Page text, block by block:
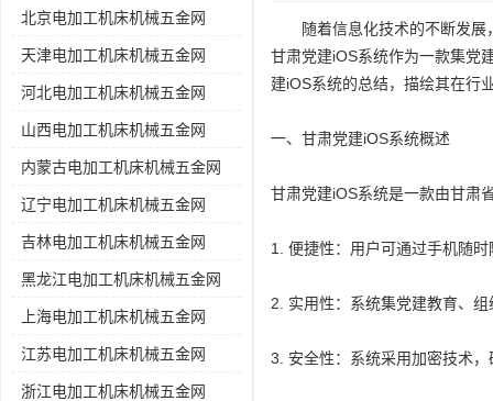
北京电加工机床机械五金网
天津电加工机床机械五金网
河北电加工机床机械五金网
山西电加工机床机械五金网
内蒙古电加工机床机械五金网
辽宁电加工机床机械五金网
吉林电加工机床机械五金网
黑龙江电加工机床机械五金网
上海电加工机床机械五金网
江苏电加工机床机械五金网
浙江电加工机床机械五金网
随着信息化技术的不断发
甘肃党建iOS系统作为一款集党
建iOS系统的总结，描绘其在行
一、甘肃党建iOS系统概述
甘肃党建iOS系统是一款由甘肃
1. 便捷性：用户可通过手机随
2. 实用性：系统集党建教育、
3. 安全性：系统采用加密技术